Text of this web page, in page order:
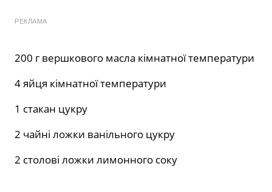
РЕКЛАМА
200 г вершкового масла кімнатної температури
4 яйця кімнатної температури
1 стакан цукру
2 чайні ложки ванільного цукру
2 столові ложки лимонного соку